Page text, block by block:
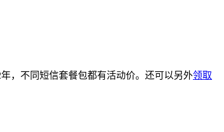
，不同短信套餐包都有活动价。还可以另外领取